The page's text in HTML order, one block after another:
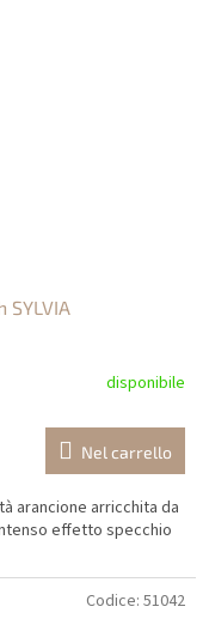
SYLVIA
disponibile
Nel carrello
arancione arricchita da
effetto specchio
Codice: 51042